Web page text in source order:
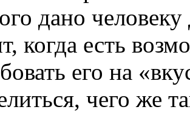
дано
когда есть
его на
чего же